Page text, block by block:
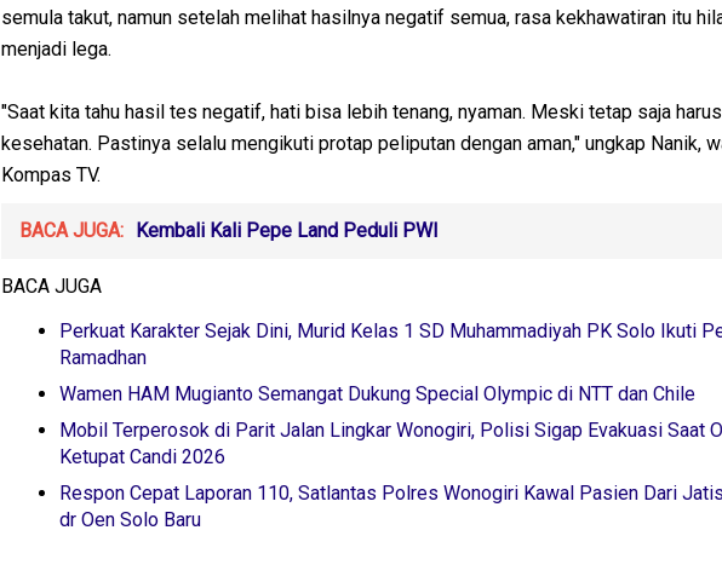
semula takut, namun setelah melihat hasilnya negatif semua, rasa kekhawatiran itu
menjadi lega.
"Saat kita tahu hasil tes negatif, hati bisa lebih tenang, nyaman. Meski tetap saja
kesehatan. Pastinya selalu mengikuti protap peliputan dengan aman," ungkap Nanik,
Kompas TV.
BACA JUGA: Kembali Kali Pepe Land Peduli PWI
BACA JUGA
Perkuat Karakter Sejak Dini, Murid Kelas 1 SD Muhammadiyah PK Solo Ikuti
Ramadhan
Wamen HAM Mugianto Semangat Dukung Special Olympic di NTT dan Chile
Mobil Terperosok di Parit Jalan Lingkar Wonogiri, Polisi Sigap Evakuasi Saat
Ketupat Candi 2026
Respon Cepat Laporan 110, Satlantas Polres Wonogiri Kawal Pasien Dari
dr Oen Solo Baru